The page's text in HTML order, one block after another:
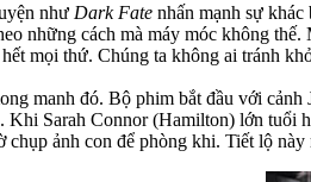
như Dark Fate nhấn mạnh sự
những cách mà máy móc không
mọi thứ. Chúng ta không ai tránh
manh đó. Bộ phim bắt đầu với
Sarah Connor (Hamilton) lớn tuổi
chụp ảnh con để phòng khi. Tiết lộ